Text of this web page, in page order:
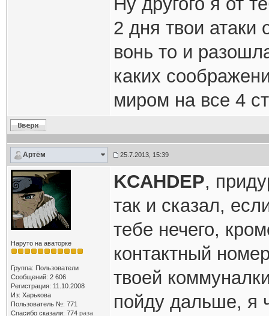
2 дня твои атаки
вонь то и
каких
миром на все 4
Артём 25.7.2013, 15:39
Наруто на аваторке
Группа: Пользователи
Сообщений: 2 606
Регистрация: 11.10.2008
Из: Харькова
Пользователь №: 771
Спасибо сказали: 774 раза
KCAHDEP,
так и сказал,
тебе нечего,
контактный
твоей
пойду дальше, я